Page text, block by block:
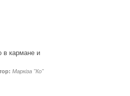
в кармане и
Маркіза "Ко"